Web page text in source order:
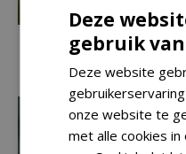
Deze
gebruik
Deze website
onze website te
met alle cookies